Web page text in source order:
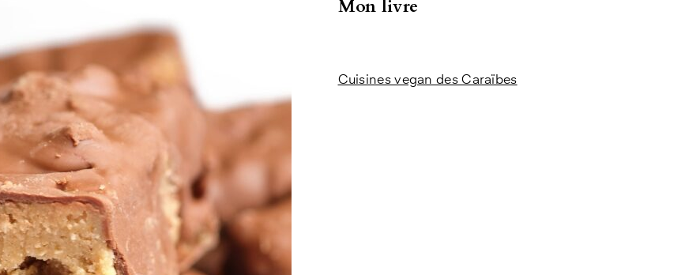
Mon livre
Cuisines vegan des Caraïbes